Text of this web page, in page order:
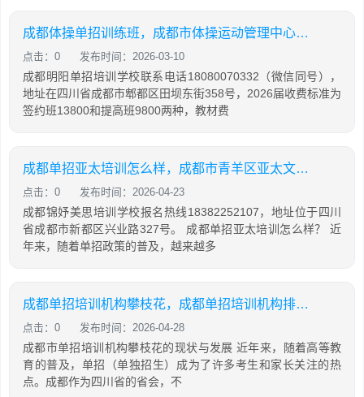
成都体操单招训练班，成都市体操运动管理中心招生
点击：0 发布时间：2026-03-10
成都明阳单招培训学校联系电话18080070332（微信同号），
地址在四川省成都市郫都区田坝东街358号，2026届收费标准为
签约班13800和提高班9800两种，教材费
成都单招亚太培训怎么样，成都市青羊区亚太文化教育培训学校
点击：0 发布时间：2026-04-23
成都锦妤美思培训学校报名热线18382252107，地址位于四川
省成都市新都区兴业路327号。 成都单招亚太培训怎么样？ 近
年来，随着单招政策的普及，越来越多
成都单招培训机构攀枝花，成都单招培训机构排名榜
点击：0 发布时间：2026-04-28
成都市单招培训机构攀枝花的现状与发展 近年来，随着高等教
育的普及，单招（单独招生）成为了许多考生和家长关注的热
点。成都作为四川省的省会，不